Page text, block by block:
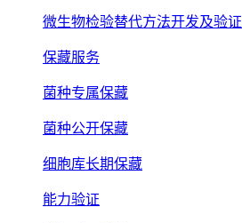
微生物检验替代方法开发及验证
保藏服务
菌种专属保藏
菌种公开保藏
细胞库长期保藏
能力验证